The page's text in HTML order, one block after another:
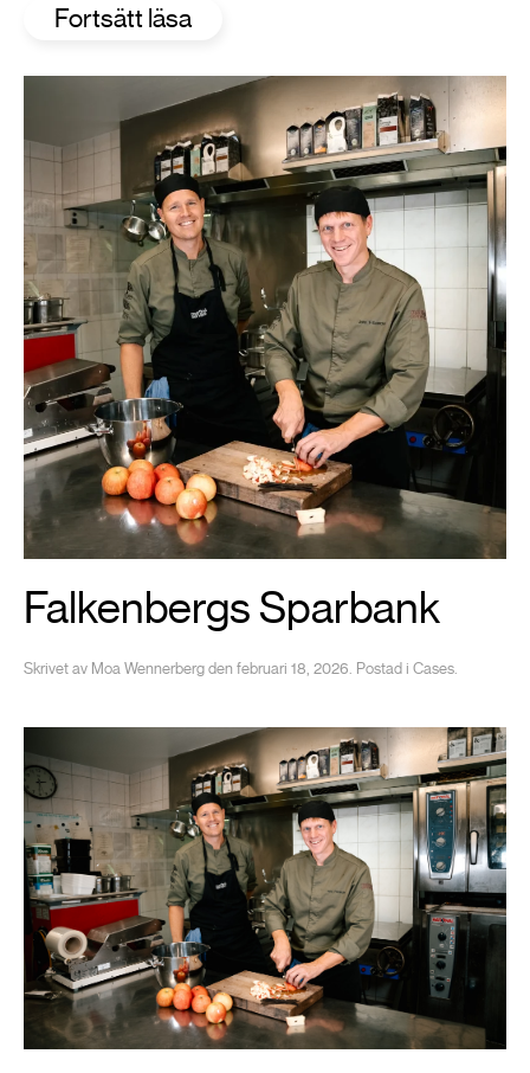
Fortsätt läsa
Falkenbergs Sparbank
Skrivet av Moa Wennerbergden februari 18, 2026. Postad i Cases.